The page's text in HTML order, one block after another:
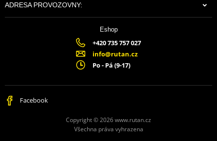
ADRESA PROVOZOVNY:
Eshop
+420 735 757 027
info@rutan.cz
Po - Pá (9-17)
Facebook
Copyright © 2026 www.rutan.cz
Všechna práva vyhrazena